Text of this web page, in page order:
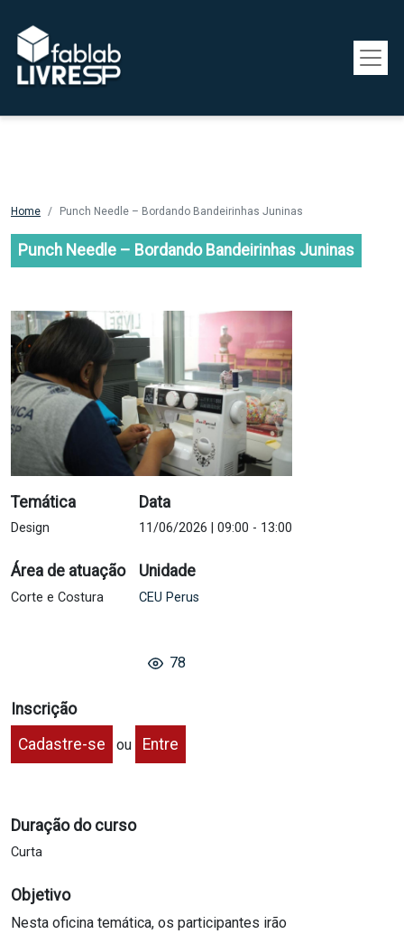
Home Punch Needle – Bordando Bandeirinhas Juninas
Punch Needle – Bordando Bandeirinhas Juninas
Temática
Design
Área de atuação
Corte e Costura
Data
11/06/2026 | 09:00 - 13:00
Unidade
CEU Perus
Inscrição
Cadastre-se
ou Entre
78
Duração do curso
Curta
Objetivo
Nesta oficina temática, os participantes irão